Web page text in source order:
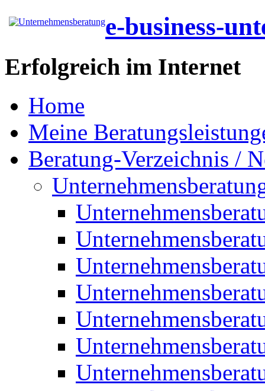
e-business-
Erfolgreich im Internet
Home
Meine
Beratung-Verzeichnis /